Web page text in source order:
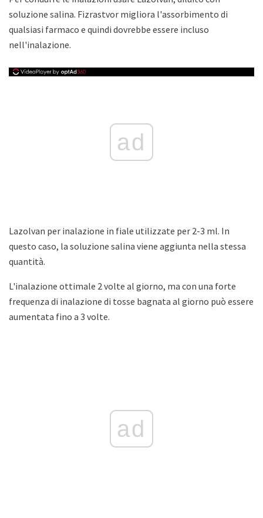
soluzione salina. Fizrastvor migliora l'assorbimento di
qualsiasi farmaco e quindi dovrebbe essere incluso
nell'inalazione.
ad
Lazolvan per inalazione in fiale utilizzate per 2-3 ml. In
questo caso, la soluzione salina viene aggiunta nella stessa
quantità.
L'inalazione ottimale 2 volte al giorno, ma con una forte
frequenza di inalazione di tosse bagnata al giorno può essere
aumentata fino a 3 volte.
ad